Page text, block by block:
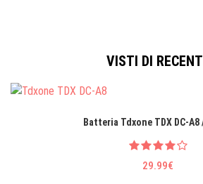
VISTI DI
Batteria Tdxone TDX DC-A8
29.99€